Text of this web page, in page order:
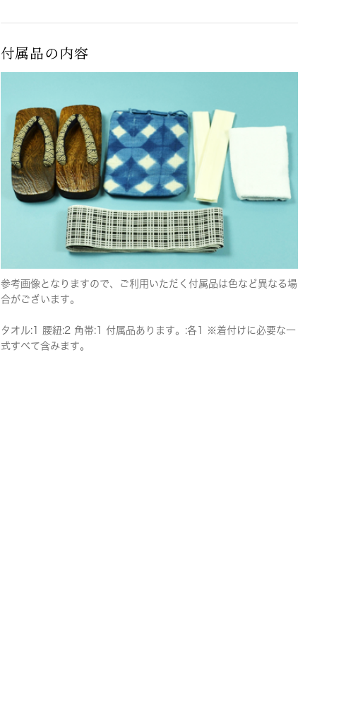
付属品の内容
参考画像となりますので、ご利用いただく付属品は色など異なる場
合がございます。
タオル:1 腰紐:2 角帯:1 付属品あります。:各1 ※着付けに必要な一
式すべて含みます。